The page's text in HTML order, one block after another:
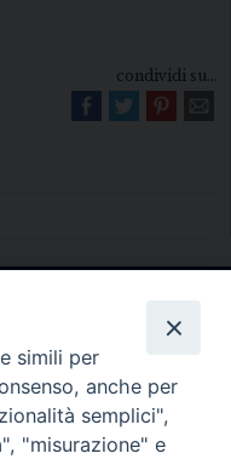
condividi su...
Venosa
(PZ) •
della Diocesi:
simili per
anche per
semplici",
"misurazione" e